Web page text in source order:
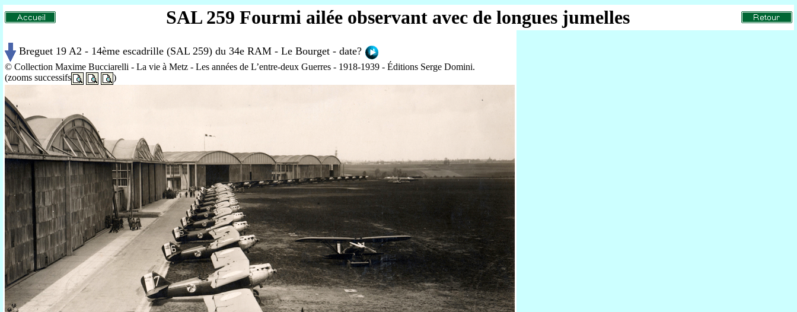
SAL 259 Fourmi ailée observant avec de longues jumelles
Breguet 19 A2 - 14ème escadrille (SAL 259) du 34e RAM - Le Bourget - date?
© Collection Maxime Bucciarelli - La vie à Metz - Les années de L’entre-deux Guerres - 1918-1939 - Éditions Serge Domini.
(zooms successifs
)